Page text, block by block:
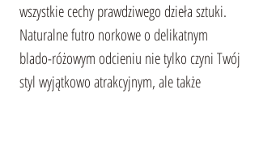
wszystkie cechy prawdziwego dzieła sztuki.
Naturalne futro norkowe o delikatnym
blado-różowym odcieniu nie tylko czyni Twój
styl wyjątkowo atrakcyjnym, ale także